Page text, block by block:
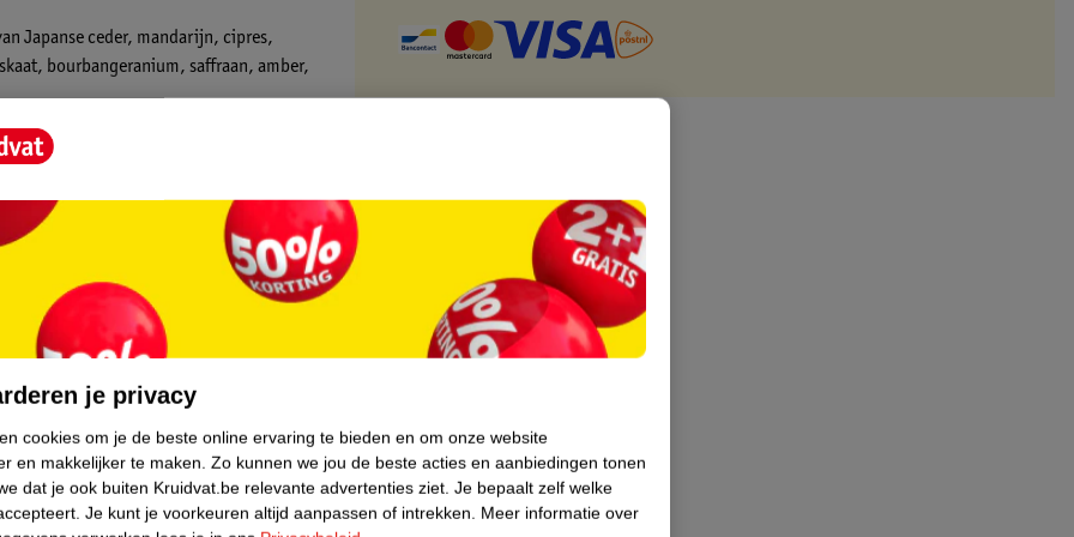
Japanse ceder, mandarijn, cipres,
bourbangeranium, saffraan, amber,
je privacy
cookies om je de beste online ervaring te bieden en om onze website
en makkelijker te maken. Zo kunnen we jou de beste acties en aanbiedingen tonen
dat je ook buiten Kruidvat.be relevante advertenties ziet. Je bepaalt zelf welke
Je kunt je voorkeuren altijd aanpassen of intrekken. Meer informatie over